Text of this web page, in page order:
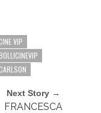
VIP
BOLLICINEVIP
Next Story →
FRANCESCA